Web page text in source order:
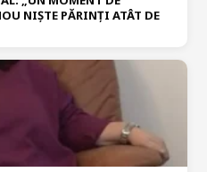
NIȘTE PĂRINȚI ATÂT DE